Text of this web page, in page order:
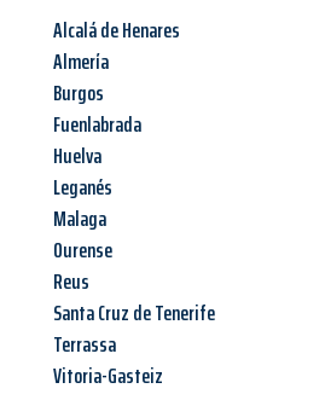
Alcalá de Henares
Almería
Burgos
Fuenlabrada
Huelva
Leganés
Malaga
Ourense
Reus
Santa Cruz de Tenerife
Terrassa
Vitoria-Gasteiz